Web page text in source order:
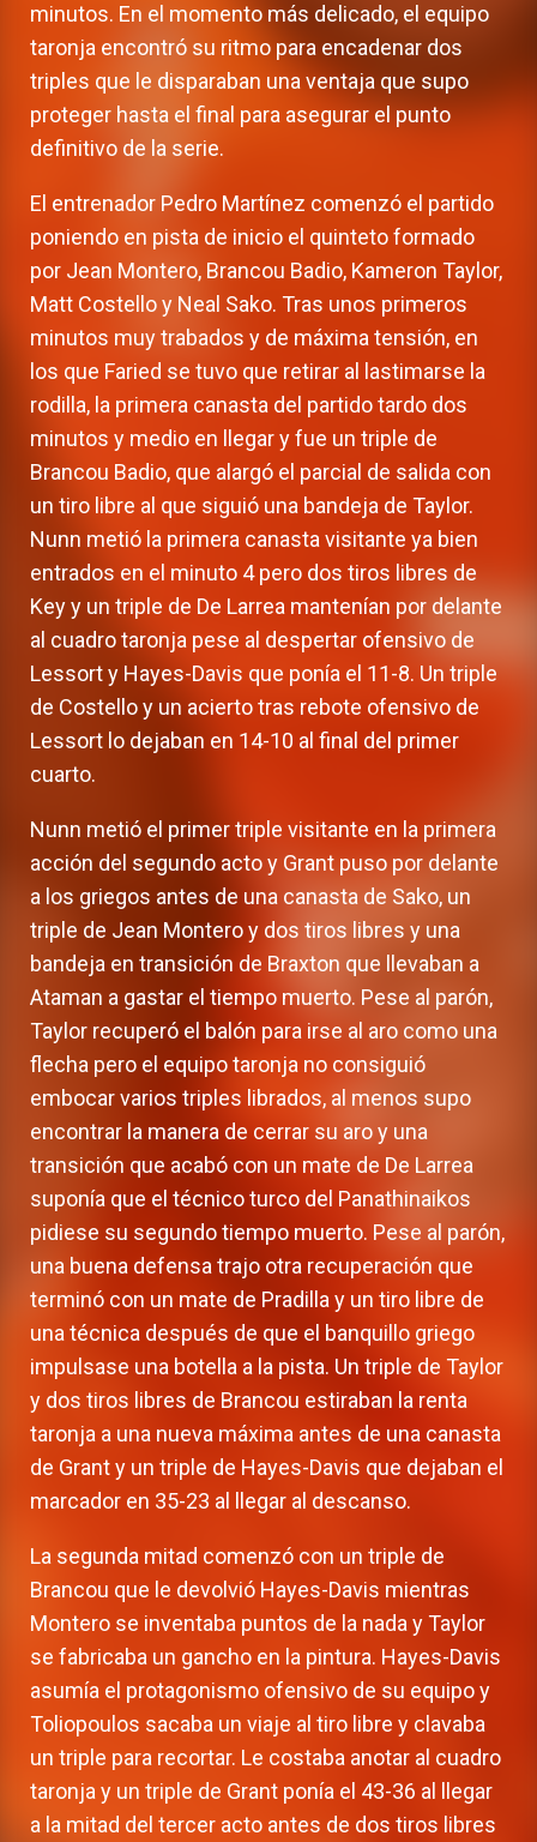
minutos. En el momento más delicado, el equipo
taronja encontró su ritmo para encadenar dos
triples que le disparaban una ventaja que supo
proteger hasta el final para asegurar el punto
definitivo de la serie.
El entrenador Pedro Martínez comenzó el partido
poniendo en pista de inicio el quinteto formado
por Jean Montero, Brancou Badio, Kameron Taylor,
Matt Costello y Neal Sako. Tras unos primeros
minutos muy trabados y de máxima tensión, en
los que Faried se tuvo que retirar al lastimarse la
rodilla, la primera canasta del partido tardo dos
minutos y medio en llegar y fue un triple de
Brancou Badio, que alargó el parcial de salida con
un tiro libre al que siguió una bandeja de Taylor.
Nunn metió la primera canasta visitante ya bien
entrados en el minuto 4 pero dos tiros libres de
Key y un triple de De Larrea mantenían por delante
al cuadro taronja pese al despertar ofensivo de
Lessort y Hayes-Davis que ponía el 11-8. Un triple
de Costello y un acierto tras rebote ofensivo de
Lessort lo dejaban en 14-10 al final del primer
cuarto.
Nunn metió el primer triple visitante en la primera
acción del segundo acto y Grant puso por delante
a los griegos antes de una canasta de Sako, un
triple de Jean Montero y dos tiros libres y una
bandeja en transición de Braxton que llevaban a
Ataman a gastar el tiempo muerto. Pese al parón,
Taylor recuperó el balón para irse al aro como una
flecha pero el equipo taronja no consiguió
embocar varios triples librados, al menos supo
encontrar la manera de cerrar su aro y una
transición que acabó con un mate de De Larrea
suponía que el técnico turco del Panathinaikos
pidiese su segundo tiempo muerto. Pese al parón,
una buena defensa trajo otra recuperación que
terminó con un mate de Pradilla y un tiro libre de
una técnica después de que el banquillo griego
impulsase una botella a la pista. Un triple de Taylor
y dos tiros libres de Brancou estiraban la renta
taronja a una nueva máxima antes de una canasta
de Grant y un triple de Hayes-Davis que dejaban el
marcador en 35-23 al llegar al descanso.
La segunda mitad comenzó con un triple de
Brancou que le devolvió Hayes-Davis mientras
Montero se inventaba puntos de la nada y Taylor
se fabricaba un gancho en la pintura. Hayes-Davis
asumía el protagonismo ofensivo de su equipo y
Toliopoulos sacaba un viaje al tiro libre y clavaba
un triple para recortar. Le costaba anotar al cuadro
taronja y un triple de Grant ponía el 43-36 al llegar
a la mitad del tercer acto antes de dos tiros libres